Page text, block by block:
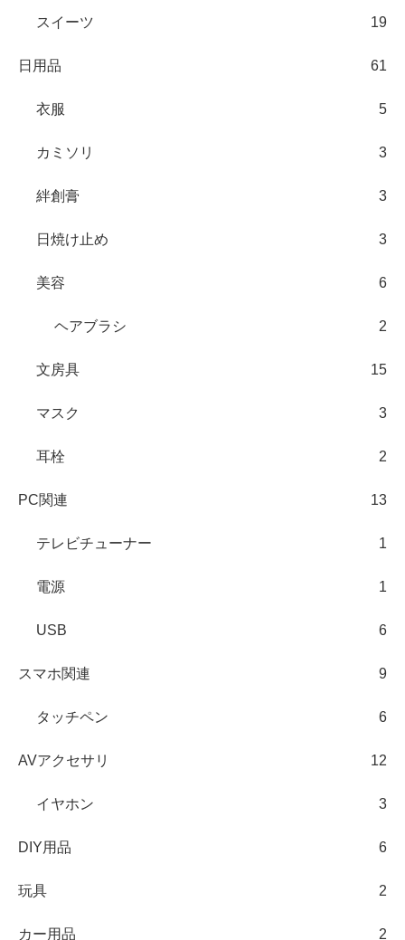
スイーツ 19
日用品 61
衣服 5
カミソリ 3
絆創膏 3
日焼け止め 3
美容 6
ヘアブラシ 2
文房具 15
マスク 3
耳栓 2
PC関連 13
テレビチューナー 1
電源 1
USB 6
スマホ関連 9
タッチペン 6
AVアクセサリ 12
イヤホン 3
DIY用品 6
玩具 2
カー用品 2